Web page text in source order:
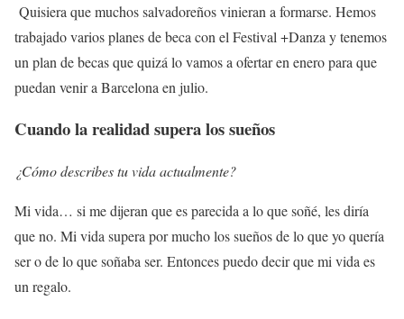
Quisiera que muchos salvadoreños vinieran a formarse. Hemos
trabajado varios planes de beca con el Festival +Danza y tenemos
un plan de becas que quizá lo vamos a ofertar en enero para que
puedan venir a Barcelona en julio.
Cuando la realidad supera los sueños
¿Cómo describes tu vida actualmente?
Mi vida… si me dijeran que es parecida a lo que soñé, les diría
que no. Mi vida supera por mucho los sueños de lo que yo quería
ser o de lo que soñaba ser. Entonces puedo decir que mi vida es
un regalo.